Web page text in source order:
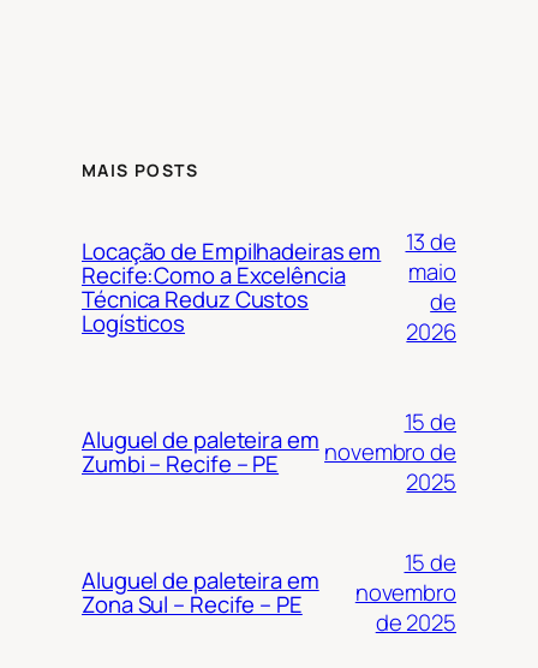
MAIS POSTS
Locação de Empilhadeiras em
Recife:Como a Excelência
Técnica Reduz Custos
Logísticos
13 de
maio
de
2026
Aluguel de paleteira em
Zumbi – Recife – PE
15 de
novembro de
2025
Aluguel de paleteira em
Zona Sul – Recife – PE
15 de
novembro
de 2025